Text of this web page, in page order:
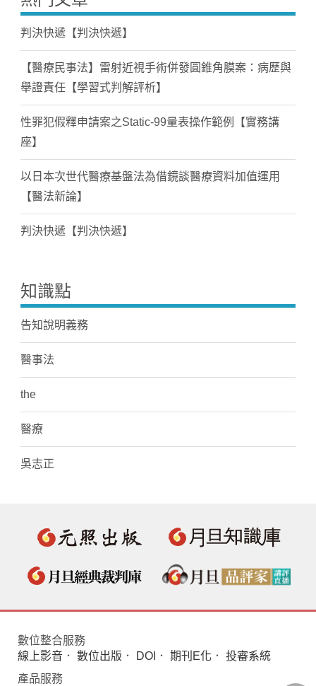
判決快遞【判決快遞】
【醫療民事法】雷射近視手術併發圓錐角膜案：病歷與
舉證責任【學習式判解評析】
性罪犯假釋申請案之Static-99量表操作範例【實務講
座】
以日本次世代醫療基盤法為借鏡談醫療資料加值運用
【醫法新論】
判決快遞【判決快遞】
知識點
告知說明義務
醫事法
the
醫療
吳志正
數位整合服務
線上影音 ． 數位出版 ． DOI ． 期刊E化 ． 投審系統
產品服務